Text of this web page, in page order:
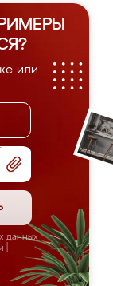
или
данных